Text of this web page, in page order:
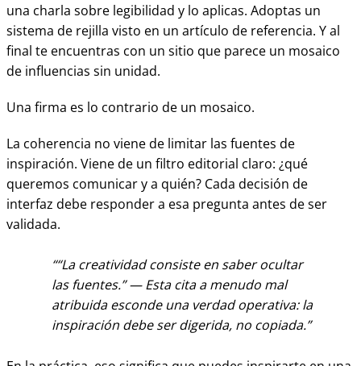
una charla sobre legibilidad y lo aplicas. Adoptas un
sistema de rejilla visto en un artículo de referencia. Y al
final te encuentras con un sitio que parece un mosaico
de influencias sin unidad.
Una firma es lo contrario de un mosaico.
La coherencia no viene de limitar las fuentes de
inspiración. Viene de un filtro editorial claro: ¿qué
queremos comunicar y a quién? Cada decisión de
interfaz debe responder a esa pregunta antes de ser
validada.
“La creatividad consiste en saber ocultar
las fuentes.” — Esta cita a menudo mal
atribuida esconde una verdad operativa: la
inspiración debe ser digerida, no copiada.